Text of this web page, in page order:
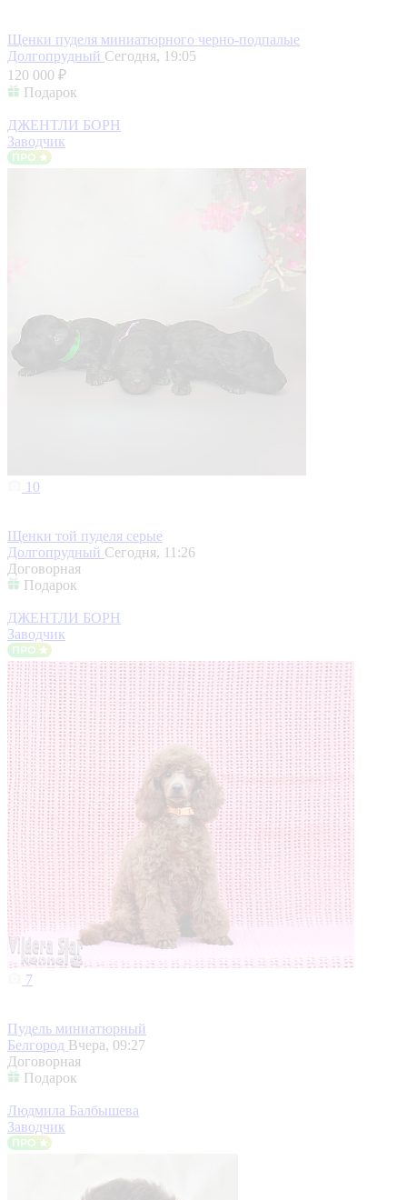
Щенки пуделя миниатюрного черно-подпалые
Долгопрудный Сегодня, 19:05
120 000 ₽
Подарок
ДЖЕНТЛИ БОРН
Заводчик
10
Щенки той пуделя серые
Долгопрудный Сегодня, 11:26
Договорная
Подарок
ДЖЕНТЛИ БОРН
Заводчик
7
Пудель миниатюрный
Белгород Вчера, 09:27
Договорная
Подарок
Людмила Балбышева
Заводчик